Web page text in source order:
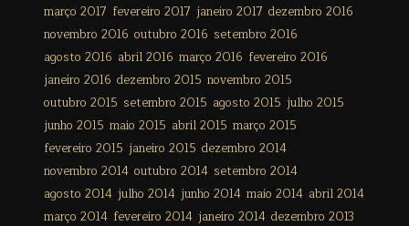
março 2017 fevereiro 2017 janeiro 2017 dezembro 2016
novembro 2016 outubro 2016 setembro 2016
agosto 2016 abril 2016 março 2016 fevereiro 2016
janeiro 2016 dezembro 2015 novembro 2015
outubro 2015 setembro 2015 agosto 2015 julho 2015
junho 2015 maio 2015 abril 2015 março 2015
fevereiro 2015 janeiro 2015 dezembro 2014
novembro 2014 outubro 2014 setembro 2014
agosto 2014 julho 2014 junho 2014 maio 2014 abril 2014
março 2014 fevereiro 2014 janeiro 2014 dezembro 2013